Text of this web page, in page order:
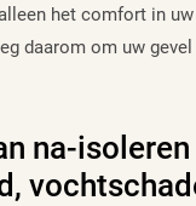
het comfort in
daarom om uw
na-